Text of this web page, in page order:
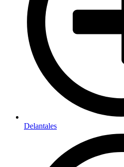
Delantales